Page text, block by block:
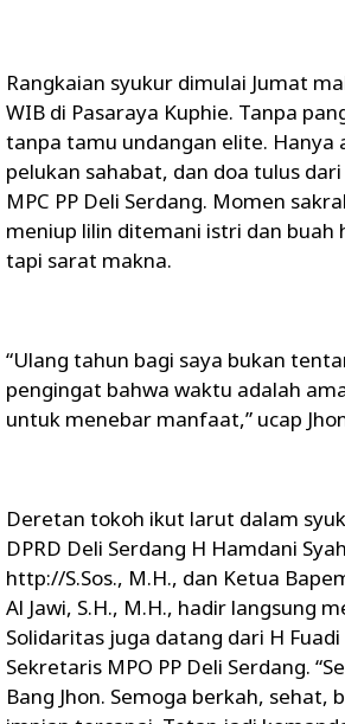
Rangkaian syukur dimulai Jumat
WIB di Pasaraya Kuphie. Tanpa
tanpa tamu undangan elite. Hanya
pelukan sahabat, dan doa tulus
MPC PP Deli Serdang. Momen
meniup lilin ditemani istri dan buah
tapi sarat makna.
“Ulang tahun bagi saya bukan
pengingat bahwa waktu adalah
untuk menebar manfaat,” ucap
Deretan tokoh ikut larut dalam
DPRD Deli Serdang H Hamdani
http://S.Sos., M.H., dan Ketua
Al Jawi, S.H., M.H., hadir langsung
Solidaritas juga datang dari H
Sekretaris MPO PP Deli Serdang.
Bang Jhon. Semoga berkah, sehat,